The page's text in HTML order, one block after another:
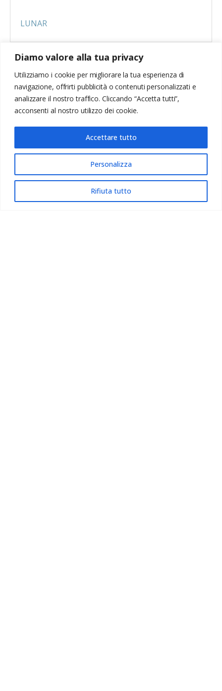
Diamo valore alla tua privacy
Utilizziamo i cookie per migliorare la tua esperienza di
navigazione, offrirti pubblicità o contenuti personalizzati e
analizzare il nostro traffico. Cliccando “Accetta tutti”,
acconsenti al nostro utilizzo dei cookie.
Personalizza
Rifiuta tutto
Accettare tutto
LUNAR
Cappe Baraldi Srl | Via Togliatti 26 - 20030 Senago (MI), Italy - P.IVA 00882820152
Tel: +39 02 9988341 / 2 / 3 - F: +39 02 9988697 - info@cappebaraldi.it - commerciale@cappebaraldi.it
- REA 697565 - Cap. Soc. € 51.480,00
POLICY
PRIVACY
POLICY
reserved.